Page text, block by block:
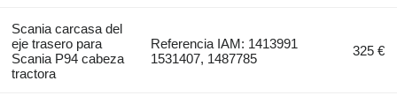
Scania carcasa del
eje trasero para
Scania P94 cabeza
tractora
Referencia IAM: 1413991
1531407, 1487785
325 €